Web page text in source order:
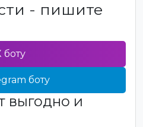
- пишите
боту
выгодно и